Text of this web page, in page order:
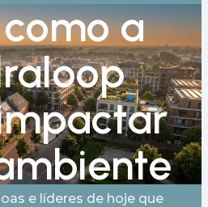
a
e líderes de hoje que